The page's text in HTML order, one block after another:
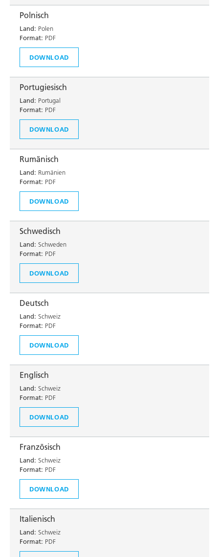
Polnisch
Land: Polen
Format: PDF
DOWNLOAD
Portugiesisch
Land: Portugal
Format: PDF
DOWNLOAD
Rumänisch
Land: Rumänien
Format: PDF
DOWNLOAD
Schwedisch
Land: Schweden
Format: PDF
DOWNLOAD
Deutsch
Land: Schweiz
Format: PDF
DOWNLOAD
Englisch
Land: Schweiz
Format: PDF
DOWNLOAD
Französisch
Land: Schweiz
Format: PDF
DOWNLOAD
Italienisch
Land: Schweiz
Format: PDF